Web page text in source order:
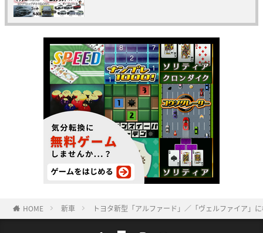
HOME 新車 トヨタ新型「アルファード」／「ヴェルファイア」